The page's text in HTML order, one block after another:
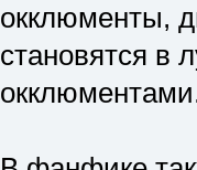
окклюменты,
становятся в